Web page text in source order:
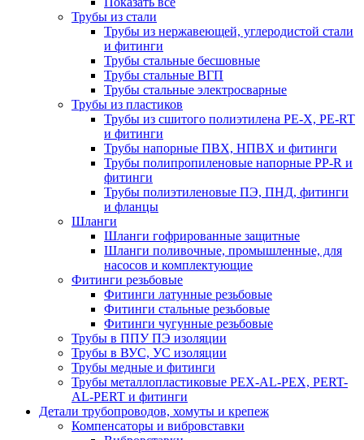
Трубы из стали
Трубы из нержавеющей, углеродистой стали
и фитинги
Трубы стальные бесшовные
Трубы стальные ВГП
Трубы стальные электросварные
Трубы из пластиков
Трубы из сшитого полиэтилена PE-X, PE-RT
и фитинги
Трубы напорные ПВХ, НПВХ и фитинги
Трубы полипропиленовые напорные PP-R и
фитинги
Трубы полиэтиленовые ПЭ, ПНД, фитинги
и фланцы
Шланги
Шланги гофрированные защитные
Шланги поливочные, промышленные, для
насосов и комплектующие
Фитинги резьбовые
Фитинги латунные резьбовые
Фитинги стальные резьбовые
Фитинги чугунные резьбовые
Трубы в ППУ ПЭ изоляции
Трубы в ВУС, УС изоляции
Трубы медные и фитинги
Трубы металлопластиковые PEX-AL-PEX, PERT-
AL-PERT и фитинги
Детали трубопроводов, хомуты и крепеж
Компенсаторы и вибровставки